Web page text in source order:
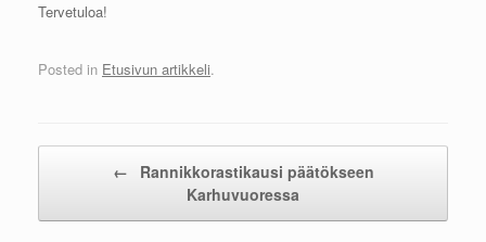
Tervetuloa!
Posted in Etusivun artikkeli.
←
Rannikkorastikausi päätökseen
Karhuvuoressa